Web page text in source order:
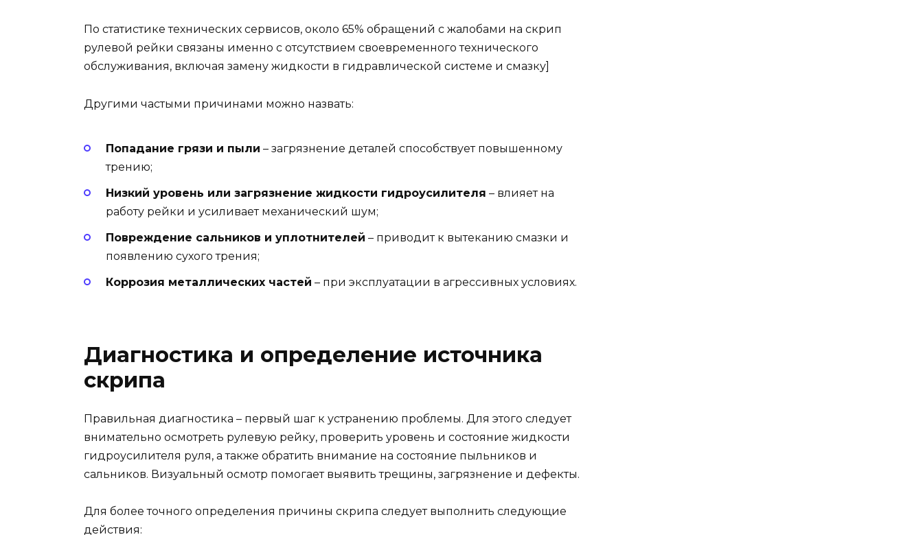
По статистике технических сервисов, около 65% обращений с жалобами на скрип
рулевой рейки связаны именно с отсутствием своевременного технического
обслуживания, включая замену жидкости в гидравлической системе и смазку]
Другими частыми причинами можно назвать:
Попадание грязи и пыли – загрязнение деталей способствует повышенному
трению;
Низкий уровень или загрязнение жидкости гидроусилителя – влияет на
работу рейки и усиливает механический шум;
Повреждение сальников и уплотнителей – приводит к вытеканию смазки и
появлению сухого трения;
Коррозия металлических частей – при эксплуатации в агрессивных условиях.
Диагностика и определение источника
скрипа
Правильная диагностика – первый шаг к устранению проблемы. Для этого следует
внимательно осмотреть рулевую рейку, проверить уровень и состояние жидкости
гидроусилителя руля, а также обратить внимание на состояние пыльников и
сальников. Визуальный осмотр помогает выявить трещины, загрязнение и дефекты.
Для более точного определения причины скрипа следует выполнить следующие
действия: